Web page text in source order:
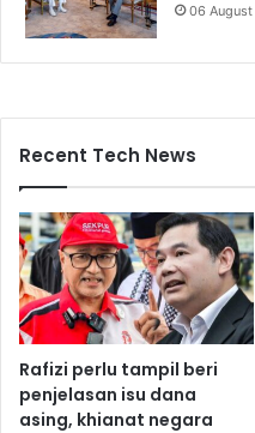
06
Recent Tech News
Rafizi perlu tampil beri
penjelasan isu dana
asing, khianat negara